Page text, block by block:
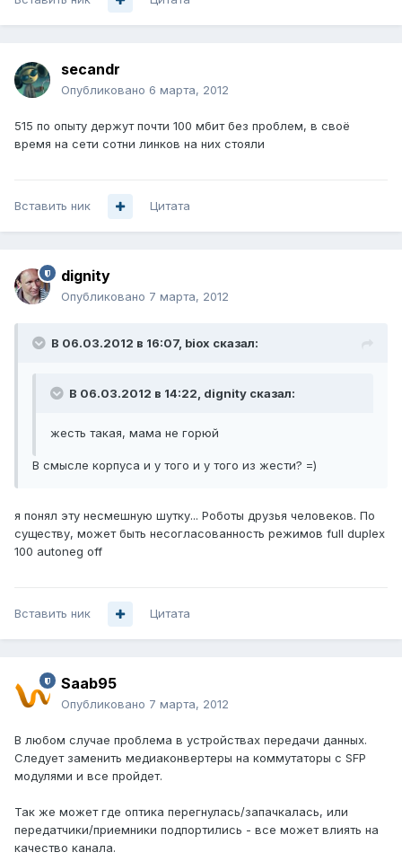
secandr
Опубликовано 6 марта, 2012
515 по опыту держут почти 100 мбит без проблем, в своё
время на сети сотни линков на них стояли
Вставить ник Цитата
dignity
Опубликовано 7 марта, 2012
В 06.03.2012 в 16:07, biox сказал:
В 06.03.2012 в 14:22, dignity сказал:
жесть такая, мама не горюй
В смысле корпуса и у того и у того из жести? =)
я понял эту несмешную шутку... Роботы друзья человеков. По
существу, может быть несогласованность режимов full duplex
100 autoneg off
Вставить ник Цитата
Saab95
Опубликовано 7 марта, 2012
В любом случае проблема в устройствах передачи данных.
Следует заменить медиаконвертеры на коммутаторы с SFP
модулями и все пройдет.
Так же может где оптика перегнулась/запачкалась, или
передатчики/приемники подпортились - все может влиять на
качество канала.